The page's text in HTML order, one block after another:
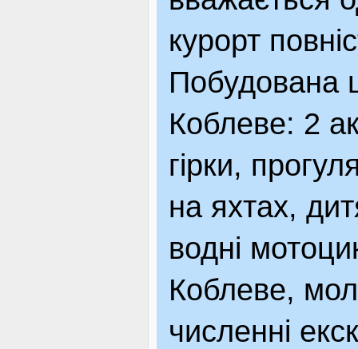
курорт
Побудована
Коблеве: 2
гірки,
на яхтах,
водні
Коблеве,
численні